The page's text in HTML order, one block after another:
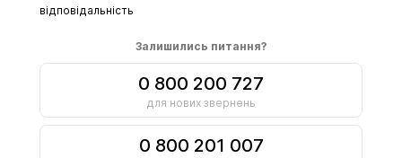
відповідальність
Залишились питання?
0 800 200 727
для нових звернень
0 800 201 007